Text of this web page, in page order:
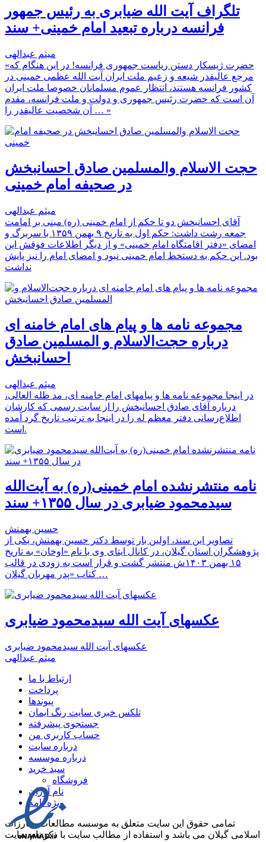
تلگراف آیت الله ضیابری به رئیس جمهور
فرانسه درباره تبعید امام خمینی+ سند
میثم عبدالهی
«حضرت ژیسکار دستن ریاست جمهوری فرانسه! در این هنگام که
مرجع عالیقدر شیعه و زعیم ملت ایران آیت الله عظمی خمینی در
کشور فرانسه هستند، انتظار عموم مسلمانان خصوصا ملت ایران
آن است که حضرت رئیس جمهوری و دولت و ملت فرانسه، مقدم
آن شخصیت عالیقدر را … »
حجت الاسلام والمسلمین صادق احسانبخش
در صحیفه امام خمینی
میثم عبدالهی
آقای احسانبخش دو تا حکم از امام خمینی (ره) مبنی بر امامت
جمعه رشت داشت: حکم اول به تاریخ ۹ بهمن ۱۳۵۹ با سربرگ و
امضای «دفتر اقامتگاه امام خمینی» و از دیگر اطلاعات فوقش این
بود. این حکم به دستخط امام خمینی نبود و امضای امام را نیز پایش
نداشت
مجموعه نامه ها و پیام های امام خامنه ای
درباره حجت‌الاسلام و المسلمین صادق
احسانبخش
میثم عبدالهی
در اینجا مجموعه نامه ها و پیامهای امام خامنه ای، مد ظله العالی،
درباره آقای صادق احسانبخش را از سایت رسمی که کارشان
اطلاع‌رسانی دفتر معظم له را در اینجا به ترتیب تاریخ گرد آمده
است.
نامه منتشرنشده امام خمینی(ره) به آیت‌الله
سیدمحمود ضیابری در سال ۱۳۵۵+ سند
حسین بهمنش
تصاویر این سند، اولین بار توسط دکتر حسین بهمنش، یکی از
پژوهشگران استان گیلان، در کانال ایتای وی با نام «اوخان» به تاریخ
۱۵ بهمن ۱۴۰۳ش منتشر گشت و قرار است به زودی در قالب
کتاب «پدر مهربان گیلان …
عکسهای آیت الله سیدمحمود ضیابری
عکسهای آیت الله سیدمحمود ضیابری
میثم عبدالهی
ارتباط با ما
پرداخت
پیوندها
تلکس خبری سایت رنگ ایمان
جستجوی پیشرفته
حساب کاربری من
درباره سایت
درباره موسسه
سبد خرید
فروشگاه
نام آوران
ویژه نامه
تمامی حقوق این سایت متعلق به موسسه مطالعات مبارزات
اسلامی گیلان می باشد و استفاده از مطالب سایت با ذکر نام سایت